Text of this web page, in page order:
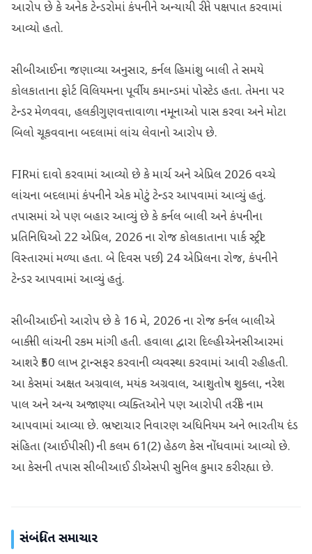
આરોપ છે કે અનેક ટેન્ડરોમાં કંપનીને અન્યાયી રીતે પક્ષપાત કરવામાં
આવ્યો હતો.
સીબીઆઈના જણાવ્યા અનુસાર, કર્નલ હિમાંશુ બાલી તે સમયે
કોલકાતાના ફોર્ટ વિલિયમના પૂર્વીય કમાન્ડમાં પોસ્ટેડ હતા. તેમના પર
ટેન્ડર મેળવવા, હલકી ગુણવત્તાવાળા નમૂનાઓ પાસ કરવા અને મોટા
બિલો ચૂકવવાના બદલામાં લાંચ લેવાનો આરોપ છે.
FIRમાં દાવો કરવામાં આવ્યો છે કે માર્ચ અને એપ્રિલ 2026 વચ્ચે
લાંચના બદલામાં કંપનીને એક મોટું ટેન્ડર આપવામાં આવ્યું હતું.
તપાસમાં એ પણ બહાર આવ્યું છે કે કર્નલ બાલી અને કંપનીના
પ્રતિનિધિઓ 22 એપ્રિલ, 2026 ના રોજ કોલકાતાના પાર્ક સ્ટ્રીટ
વિસ્તારમાં મળ્યા હતા. બે દિવસ પછી, 24 એપ્રિલના રોજ, કંપનીને
ટેન્ડર આપવામાં આવ્યું હતું.
સીબીઆઈનો આરોપ છે કે 16 મે, 2026 ના રોજ કર્નલ બાલીએ
બાકીની લાંચની રકમ માંગી હતી. હવાલા દ્વારા દિલ્હી-એનસીઆરમાં
આશરે ₹50 લાખ ટ્રાન્સફર કરવાની વ્યવસ્થા કરવામાં આવી રહી હતી.
આ કેસમાં અક્ષત અગ્રવાલ, મયંક અગ્રવાલ, આશુતોષ શુક્લા, નરેશ
પાલ અને અન્ય અજાણ્યા વ્યક્તિઓને પણ આરોપી તરીકે નામ
આપવામાં આવ્યા છે. ભ્રષ્ટાચાર નિવારણ અધિનિયમ અને ભારતીય દંડ
સંહિતા (આઈપીસી) ની કલમ 61(2) હેઠળ કેસ નોંધવામાં આવ્યો છે.
આ કેસની તપાસ સીબીઆઈ ડીએસપી સુનિલ કુમાર કરી રહ્યા છે.
સંબંધિત સમાચાર